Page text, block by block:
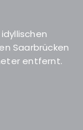
Saarbrücken
entfernt.